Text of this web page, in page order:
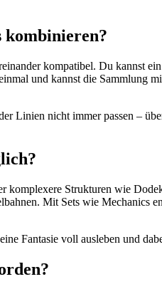
kombinieren?
kompatibel. Du kannst
und kannst die Sammlung
Linien nicht immer passen –
komplexere Strukturen wie
Mit Sets wie Mechanics
Fantasie voll ausleben und